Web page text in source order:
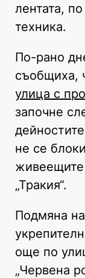
лентата,
техника.
По-рано
съобщиха,
улица с
започне
не се
живеещите
„Тракия“.
Подмяна
още по
„Червена